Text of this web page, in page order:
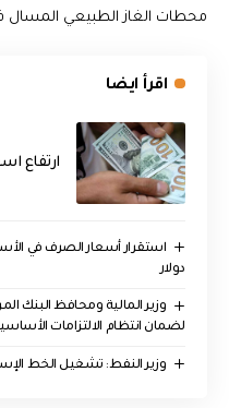
محطات الغاز الطبيعي
اقرأ ايضا
ارتفاع
دولار
وزير المالية ومحافظ البنك
لضمان انتظام الالتزامات
وزير النفط: تشغيل الخط